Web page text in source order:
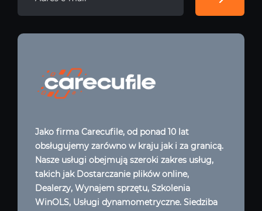
Jako firma Carecufile, od ponad 10 lat
obsługujemy zarówno w kraju jak i za granicą.
Nasze usługi obejmują szeroki zakres usług,
takich jak Dostarczanie plików online,
Dealerzy, Wynajem sprzętu, Szkolenia
WinOLS, Usługi dynamometryczne. Siedziba